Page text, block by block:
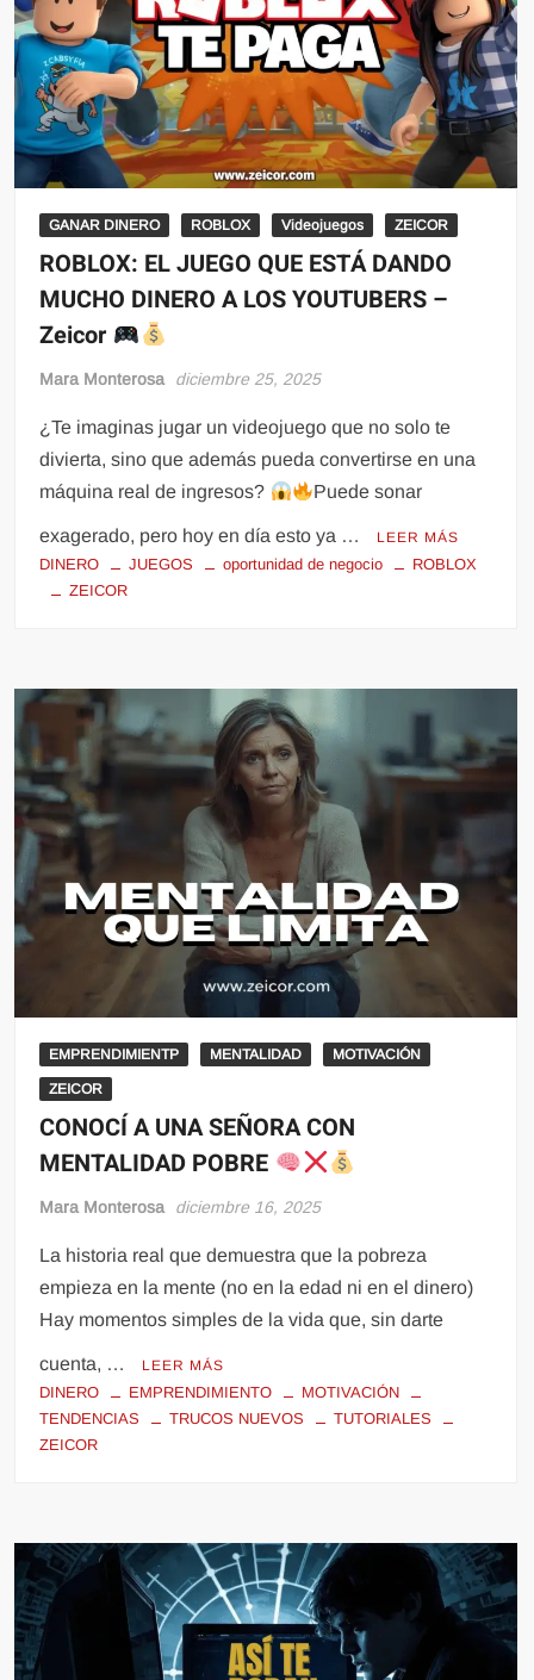
GANAR DINERO ROBLOX Videojuegos ZEICOR
ROBLOX: EL JUEGO QUE ESTÁ DANDO
MUCHO DINERO A LOS YOUTUBERS –
Zeicor
Mara Monterosa diciembre 25, 2025
¿Te imaginas jugar un videojuego que no solo te
divierta, sino que además pueda convertirse en una
máquina real de ingresos?
Puede sonar
exagerado, pero hoy en día esto ya … LEER MÁS
DINERO JUEGOS oportunidad de negocio
ROBLOX
ZEICOR
EMPRENDIMIENTP MENTALIDAD MOTIVACIÓN
ZEICOR
CONOCÍ A UNA SEÑORA CON
MENTALIDAD POBRE
Mara Monterosa diciembre 16, 2025
La historia real que demuestra que la pobreza
empieza en la mente (no en la edad ni en el dinero)
Hay momentos simples de la vida que, sin darte
cuenta, … LEER MÁS
DINERO EMPRENDIMIENTO
MOTIVACIÓN
TENDENCIAS
TRUCOS NUEVOS
TUTORIALES
ZEICOR